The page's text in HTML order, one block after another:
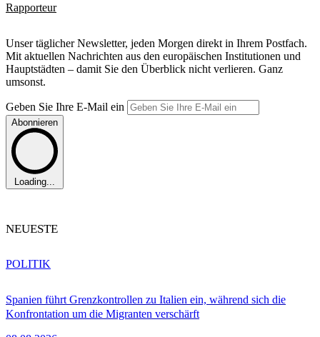
Rapporteur
Unser täglicher Newsletter, jeden Morgen direkt in Ihrem Postfach.
Mit aktuellen Nachrichten aus den europäischen Institutionen und
Hauptstädten – damit Sie den Überblick nicht verlieren. Ganz
umsonst.
Geben Sie Ihre E-Mail ein
Abonnieren
Loading...
NEUESTE
Spanien führt Grenzkontrollen zu Italien ein, während sich die
Konfrontation um die Migranten verschärft
POLITIK